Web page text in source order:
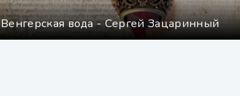
Венгерская вода - Сергей Зацаринный